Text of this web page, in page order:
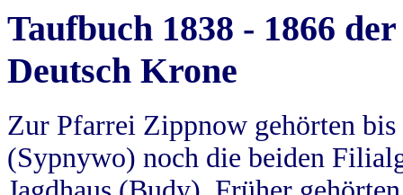
Taufbuch 1838 - 1866
Deutsch Krone
Zur Pfarrei Zippnow gehörten
(Sypnywo) noch die beiden